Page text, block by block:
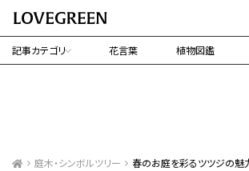
記事カテゴリ 花言葉 植物図鑑
庭木・シンボルツリー 春のお庭を彩るツツジの魅